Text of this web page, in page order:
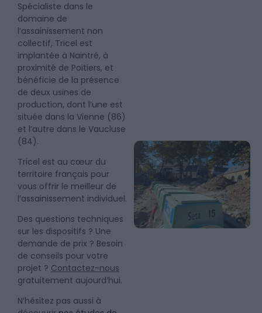
Spécialiste dans le
domaine de
l’assainissement non
collectif, Tricel est
implantée à Naintré, à
proximité de Poitiers, et
bénéficie de la présence
de deux usines de
production, dont l’une est
située dans la Vienne (86)
et l’autre dans le Vaucluse
(84).
Tricel est au cœur du
territoire français pour
vous offrir le meilleur de
l’assainissement individuel.
Des questions techniques
sur les dispositifs ? Une
demande de prix ? Besoin
de conseils pour votre
projet ? Contactez-nous
gratuitement aujourd’hui.
N’hésitez pas aussi à